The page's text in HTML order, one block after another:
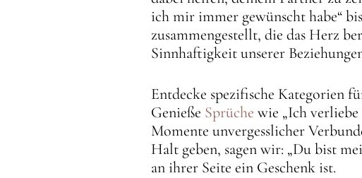
ich mir immer gewünscht habe“
zusammengestellt, die das Herz
Sinnhaftigkeit unserer
Entdecke spezifische Kategorien
Genieße Sprüche wie „Ich
Momente unvergesslicher
Halt geben, sagen wir: „Du bist
an ihrer Seite ein Geschenk ist.